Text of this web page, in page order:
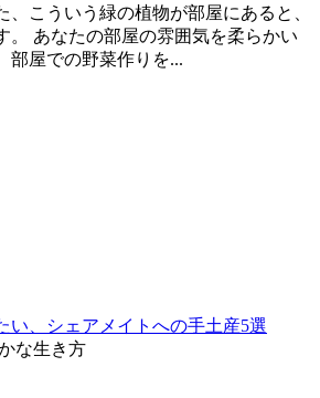
、こういう緑の植物が部屋にあると、
。 あなたの部屋の雰囲気を柔らかい
部屋での野菜作りを...
い、シェアメイトへの手土産5選
な生き方